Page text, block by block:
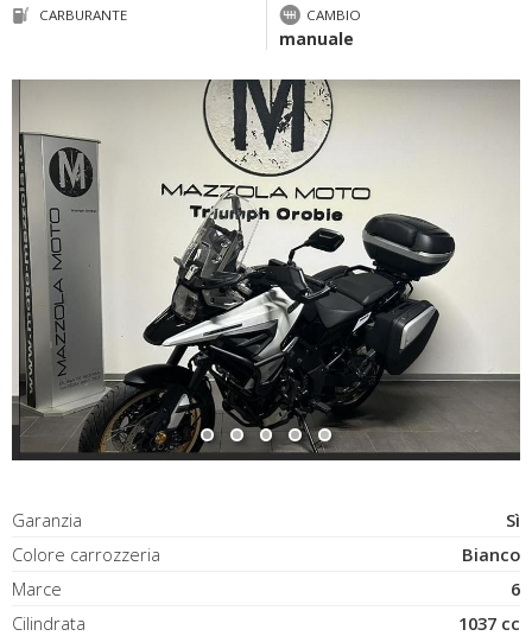
CARBURANTE CAMBIO
manuale
Garanzia
Sì
Colore carrozzeria
Bianco
Marce
6
Cilindrata
1037 cc